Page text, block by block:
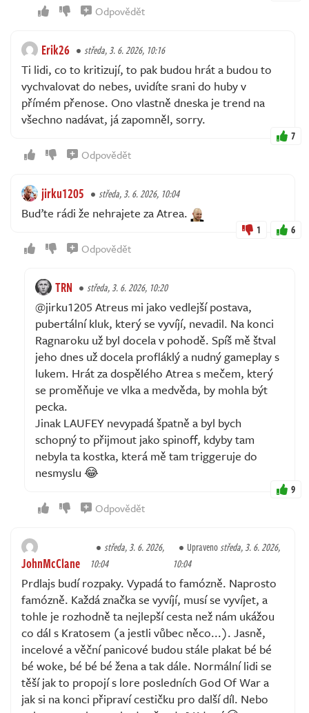
Odpovědět
Erik26 středa, 3. 6. 2026, 10:16
Ti lidi, co to kritizují, to pak budou hrát a budou to
vychvalovat do nebes, uvidíte srani do huby v
přímém přenose. Ono vlastně dneska je trend na
všechno nadávat, já zapomněl, sorry.
7
Odpovědět
jirku1205 středa, 3. 6. 2026, 10:04
Buďte rádi že nehrajete za Atrea.
1 6
Odpovědět
TRN středa, 3. 6. 2026, 10:20
@jirku1205 Atreus mi jako vedlejší postava,
pubertální kluk, který se vyvíjí, nevadil. Na konci
Ragnaroku už byl docela v pohodě. Spíš mě štval
jeho dnes už docela profláklý a nudný gameplay s
lukem. Hrát za dospělého Atrea s mečem, který
se proměňuje ve vlka a medvěda, by mohla být
pecka.
Jinak LAUFEY nevypadá špatně a byl bych
schopný to přijmout jako spinoff, kdyby tam
nebyla ta kostka, která mě tam triggeruje do
nesmyslu 😂
9
Odpovědět
JohnMcClane
středa, 3. 6. 2026,
10:04
Upravenostředa, 3. 6. 2026,
10:04
Prdlajs budí rozpaky. Vypadá to famózně. Naprosto
famózně. Každá značka se vyvíjí, musí se vyvíjet, a
tohle je rozhodně ta nejlepší cesta než nám ukážou
co dál s Kratosem (a jestli vůbec něco...). Jasně,
incelové a věční panicové budou stále plakat bé bé
bé woke, bé bé bé žena a tak dále. Normální lidi se
těší jak to propojí s lore posledních God Of War a
jak si na konci připraví cestičku pro další díl. Nebo